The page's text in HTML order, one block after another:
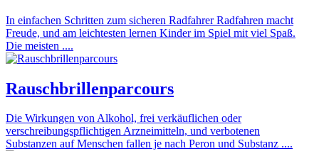
In einfachen Schritten zum sicheren Radfahrer Radfahren macht
Freude, und am leichtesten lernen Kinder im Spiel mit viel Spaß.
Die meisten ....
Rauschbrillenparcours
Die Wirkungen von Alkohol, frei verkäuflichen oder
verschreibungspflichtigen Arzneimitteln, und verbotenen
Substanzen auf Menschen fallen je nach Peron und Substanz ....